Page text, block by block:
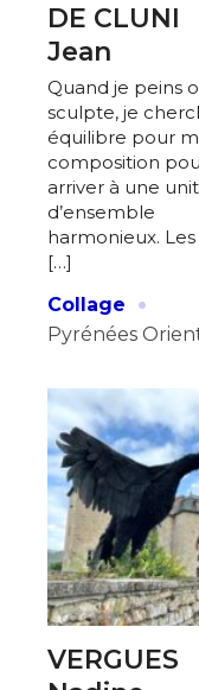
J'accepte les
* Champ obligatoire
Prénom
Statut /
J'accepte les
DE CLUNI
Jean
Quand je peins
sculpte, je
équilibre pour
composition
arriver à une
d’ensemble
harmonieux.
[…]
Collage
·
Pyrénées
VERGUES